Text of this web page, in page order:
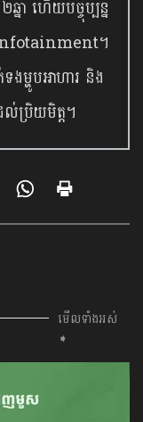
នាំ ហើយបច្ចុប្បន្ន
Infotainment។
ទងម្ហូបអាហារ និង
ល់ប្រិយមិត្ត។
មើលទាំងអស់
➧